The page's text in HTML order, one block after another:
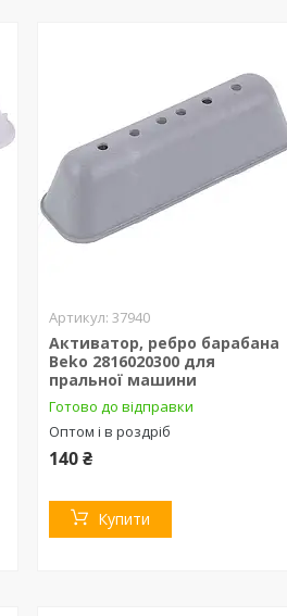
37940
Активатор, ребро барабана
Beko 2816020300 для
пральної машини
Готово до відправки
Оптом і в роздріб
140 ₴
Купити